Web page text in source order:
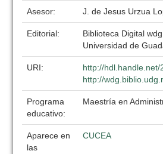
Asesor: J. de Jesus Urzua
Editorial:
Biblioteca Digital
Universidad de
URI:
http://
http://
Programa
educativo:
Maestría en
Aparece en
las
CUCEA